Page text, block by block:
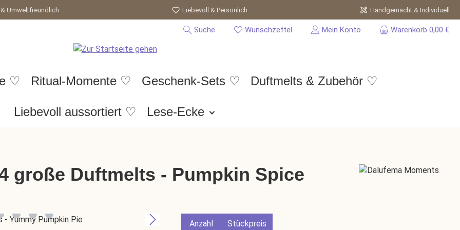
Umweltfreundlich Liebevoll & Persönlich Handgemacht & Individuell
Suche Wunschzettel Mein Konto Warenkorb 0,00 €
♡ Ritual-Momente ♡ Geschenk-Sets ♡ Duftmelts & Zubehör ♡
Liebevoll aussortiert ♡ Lese-Ecke
große Duftmelts - Pumpkin Spice
Anzahl Stückpreis